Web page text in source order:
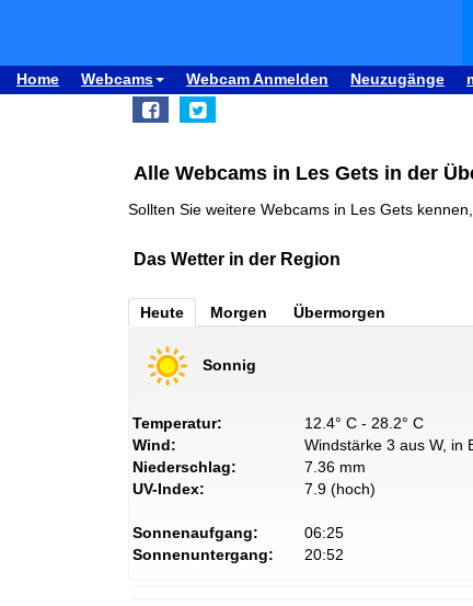
Home Webcams Webcam Anmelden Neuzugänge
Alle Webcams in Les Gets in der
Sollten Sie weitere Webcams in Les Gets
Das Wetter in der Region
Heute Morgen Übermorgen
Sonnig
Temperatur:
12.4° C - 28.2° C
Wind:
Windstärke 3 aus W, in
Niederschlag:
7.36 mm
UV-Index:
7.9 (hoch)
Sonnenaufgang:
06:25
Sonnenuntergang:
20:52